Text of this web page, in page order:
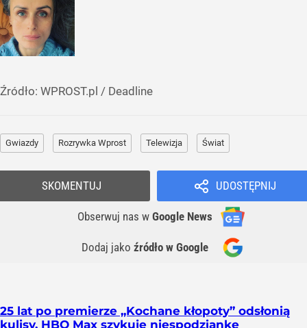
Źródło: WPROST.pl / Deadline
Gwiazdy Rozrywka Wprost Telewizja Świat
UDOSTĘPNIJ
Obserwuj nas w Google News
Dodaj jako źródło w Google
SKOMENTUJ
25 lat po premierze „Kochane kłopoty” odsłonią
kulisy. HBO Max szykuje niespodziankę